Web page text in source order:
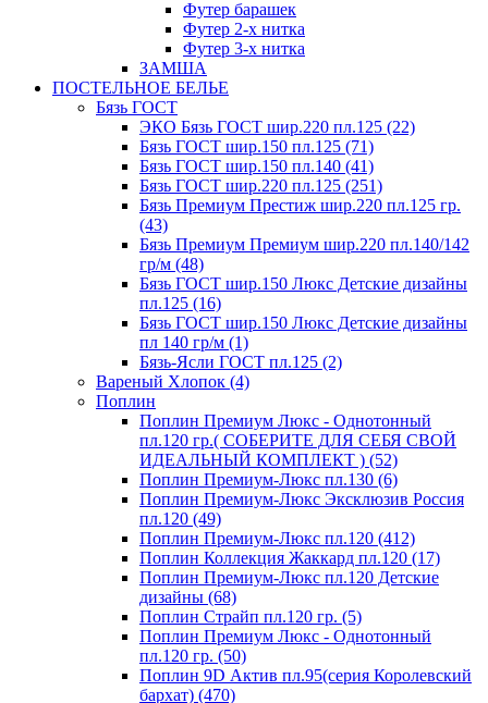
Футер барашек
Футер 2-х нитка
Футер 3-х нитка
ЗАМША
ПОСТЕЛЬНОЕ БЕЛЬЕ
Бязь ГОСТ
ЭКО Бязь ГОСТ шир.220 пл.125 (22)
Бязь ГОСТ шир.150 пл.125 (71)
Бязь ГОСТ шир.150 пл.140 (41)
Бязь ГОСТ шир.220 пл.125 (251)
Бязь Премиум Престиж шир.220 пл.125 гр.
(43)
Бязь Премиум Премиум шир.220 пл.140/142
гр/м (48)
Бязь ГОСТ шир.150 Люкс Детские дизайны
пл.125 (16)
Бязь ГОСТ шир.150 Люкс Детские дизайны
пл 140 гр/м (1)
Бязь-Ясли ГОСТ пл.125 (2)
Вареный Хлопок (4)
Поплин
Поплин Премиум Люкс - Однотонный
пл.120 гр.( СОБЕРИТЕ ДЛЯ СЕБЯ СВОЙ
ИДЕАЛЬНЫЙ КОМПЛЕКТ ) (52)
Поплин Премиум-Люкс пл.130 (6)
Поплин Премиум-Люкс Эксклюзив Россия
пл.120 (49)
Поплин Премиум-Люкс пл.120 (412)
Поплин Коллекция Жаккард пл.120 (17)
Поплин Премиум-Люкс пл.120 Детские
дизайны (68)
Поплин Страйп пл.120 гр. (5)
Поплин Премиум Люкс - Однотонный
пл.120 гр. (50)
Поплин 9D Актив пл.95(серия Королевский
бархат) (470)